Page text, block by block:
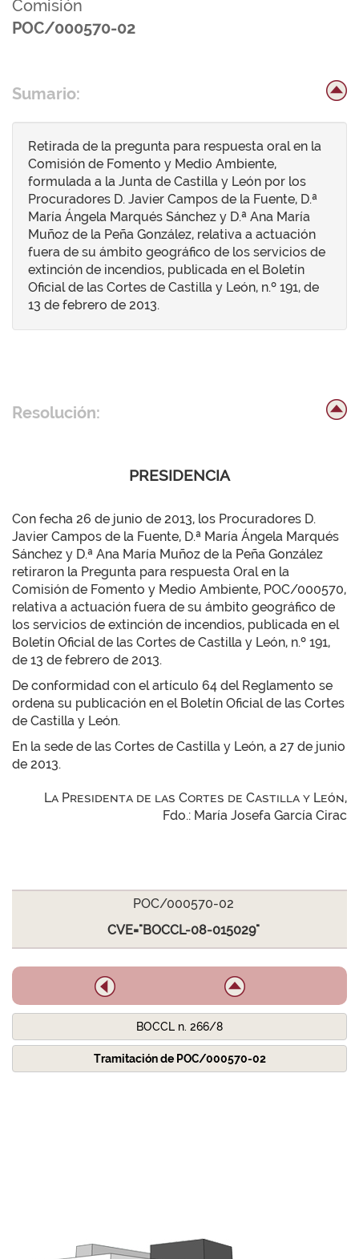
Comisión
POC/000570-02
Sumario:
Retirada de la pregunta para respuesta oral en la
Comisión de Fomento y Medio Ambiente,
formulada a la Junta de Castilla y León por los
Procuradores D. Javier Campos de la Fuente, D.ª
María Ángela Marqués Sánchez y D.ª Ana María
Muñoz de la Peña González, relativa a actuación
fuera de su ámbito geográfico de los servicios de
extinción de incendios, publicada en el Boletín
Oficial de las Cortes de Castilla y León, n.º 191, de
13 de febrero de 2013.
Resolución:
PRESIDENCIA
Con fecha 26 de junio de 2013, los Procuradores D.
Javier Campos de la Fuente, D.ª María Ángela Marqués
Sánchez y D.ª Ana María Muñoz de la Peña González
retiraron la Pregunta para respuesta Oral en la
Comisión de Fomento y Medio Ambiente, POC/000570,
relativa a actuación fuera de su ámbito geográfico de
los servicios de extinción de incendios, publicada en el
Boletín Oficial de las Cortes de Castilla y León, n.º 191,
de 13 de febrero de 2013.
De conformidad con el artículo 64 del Reglamento se
ordena su publicación en el Boletín Oficial de las Cortes
de Castilla y León.
En la sede de las Cortes de Castilla y León, a 27 de junio
de 2013.
La Presidenta de las Cortes de Castilla y León,
Fdo.: María Josefa García Cirac
POC/000570-02
CVE="BOCCL-08-015029"
BOCCL n. 266/8
Tramitación de POC/000570-02